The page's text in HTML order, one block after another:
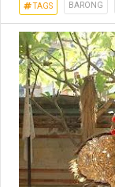
TAGS BARONG